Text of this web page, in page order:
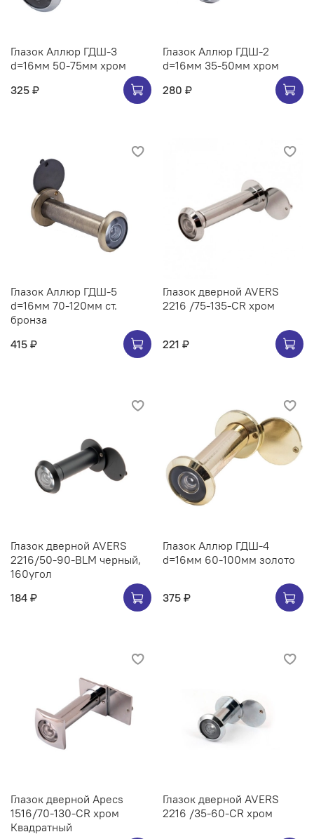
Глазок Аллюр ГДШ-3
d=16мм 50-75мм хром
325 ₽
Глазок Аллюр ГДШ-2
d=16мм 35-50мм хром
280 ₽
Глазок Аллюр ГДШ-5
d=16мм 70-120мм ст.
бронза
415 ₽
Глазок дверной AVERS
2216 /75-135-CR хром
221 ₽
Глазок дверной AVERS
2216/50-90-BLM черный,
160угол
184 ₽
Глазок Аллюр ГДШ-4
d=16мм 60-100мм золото
375 ₽
Глазок дверной Apecs
1516/70-130-CR хром
Квадратный
Глазок дверной AVERS
2216 /35-60-CR хром